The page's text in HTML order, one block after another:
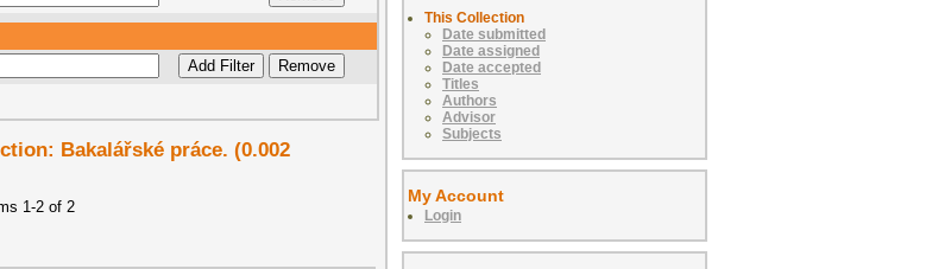
Bakalářské práce. (0.002
1-2 of 2
This Collection
Date submitted
Date assigned
Date accepted
Titles
Authors
Advisor
Subjects
My Account
Login